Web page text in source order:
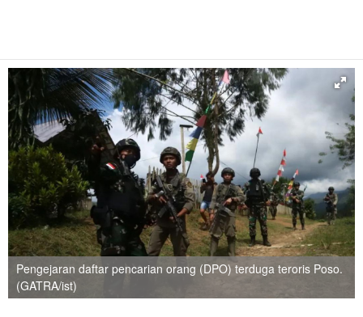
Pengejaran daftar pencarian orang (DPO) terduga teroris Poso.
(GATRA/ist)